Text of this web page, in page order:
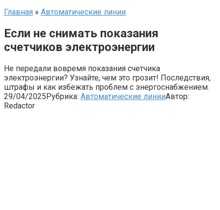
Главная » Автоматические линии
Если не снимать показания
счетчиков электроэнергии
Не передали вовремя показания счетчика
электроэнергии? Узнайте, чем это грозит! Последствия,
штрафы и как избежать проблем с энергоснабжением.
29/04/2025Рубрика: Автоматические линииАвтор:
Redactor